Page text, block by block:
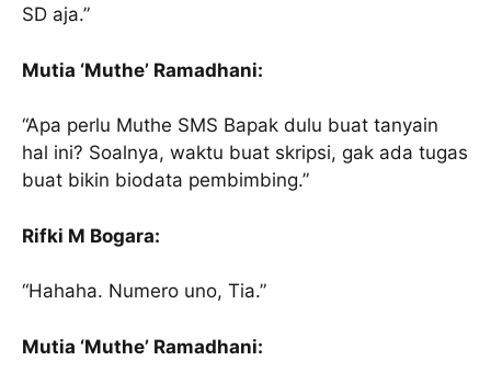
SD aja.”
Mutia ‘Muthe’ Ramadhani:
“Apa perlu Muthe SMS Bapak dulu buat tanyain
hal ini? Soalnya, waktu buat skripsi, gak ada tugas
buat bikin biodata pembimbing.”
Rifki M Bogara:
“Hahaha. Numero uno, Tia.”
Mutia ‘Muthe’ Ramadhani: